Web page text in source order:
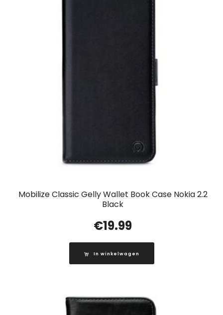
Mobilize Classic Gelly Wallet Book Case Nokia 2.2
Black
€19.99
In winkelwagen